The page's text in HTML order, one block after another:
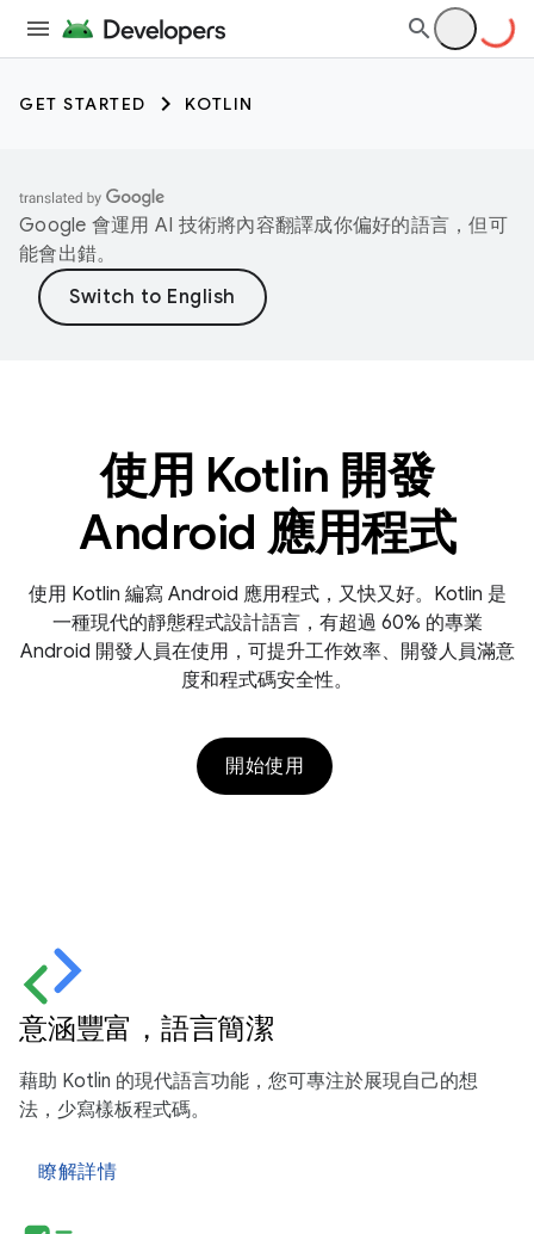
GET STARTED KOTLIN
Google 會運用 AI 技術將內容翻譯成你偏好的語言，但可
能會出錯。
使用 Kotlin 開發
Android 應用程式
使用 Kotlin 編寫 Android 應用程式，又快又好。Kotlin 是
一種現代的靜態程式設計語言，有超過 60% 的專業
Android 開發人員在使用，可提升工作效率、開發人員滿意
度和程式碼安全性。
開始使用
意涵豐富，語言簡潔
藉助 Kotlin 的現代語言功能，您可專注於展現自己的想
法，少寫樣板程式碼。
瞭解詳情